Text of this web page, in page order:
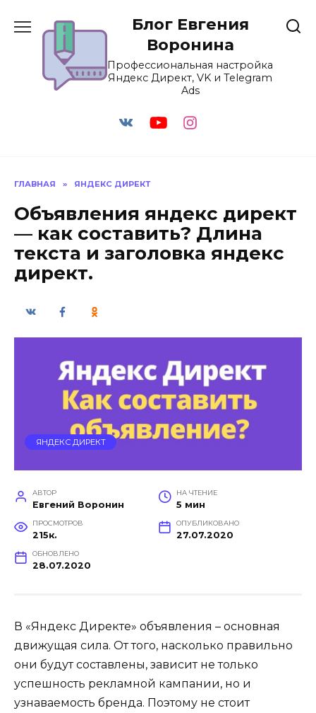
Блог Евгения
Воронина
Профессиональная настройка
Яндекс Директ, VK и Telegram
Ads
ГЛАВНАЯ » ЯНДЕКС ДИРЕКТ
Объявления яндекс директ
— как составить? Длина
текста и заголовка яндекс
директ.
ЯНДЕКС ДИРЕКТ
АВТОР
Евгений Воронин
НА ЧТЕНИЕ
5 мин
ПРОСМОТРОВ
215к.
ОПУБЛИКОВАНО
27.07.2020
ОБНОВЛЕНО
28.07.2020
В «Яндекс Директе» объявления – основная
движущая сила. От того, насколько правильно
они будут составлены, зависит не только
успешность рекламной кампании, но и
узнаваемость бренда. Поэтому не стоит